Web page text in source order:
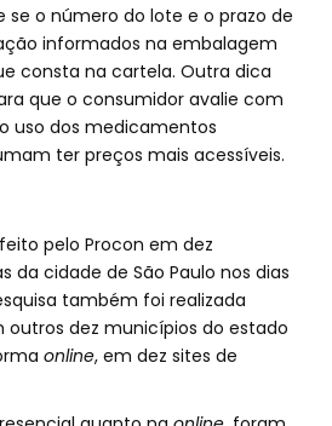
se o número do lote e o prazo de
informados na embalagem
consta na cartela. Outra dica
que o consumidor avalie com
uso dos medicamentos
ter preços mais acessíveis.
pelo Procon em dez
da cidade de São Paulo nos dias
também foi realizada
dez municípios do estado
online, em dez sites de